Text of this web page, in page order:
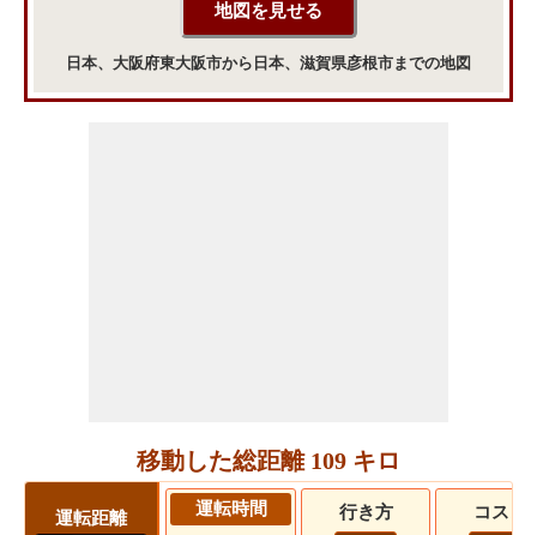
日本、大阪府東大阪市から日本、滋賀県彦根市までの地図
移動した総距離 109 キロ
運転距離
運転時間 行き方 コスト